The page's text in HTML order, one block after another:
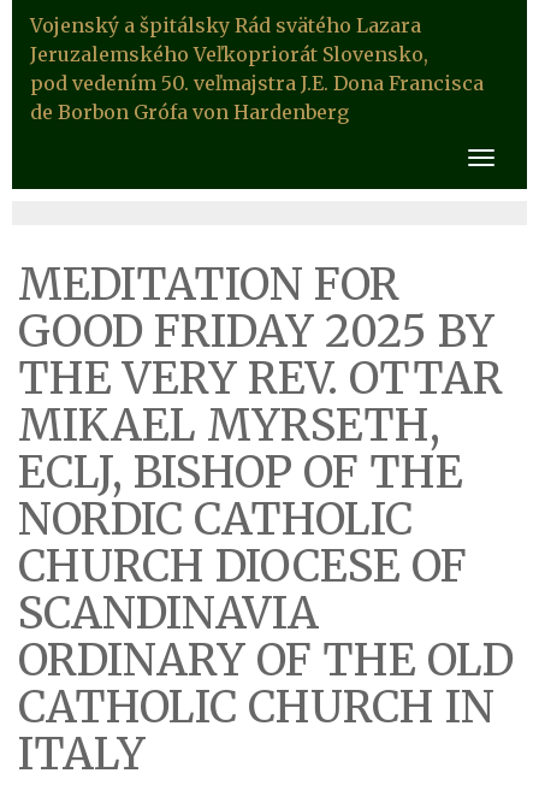
Vojenský a špitálsky Rád svätého Lazara
Jeruzalemského Veľkopriorát Slovensko,
pod vedením 50. veľmajstra J.E. Dona Francisca
de Borbon Grófa von Hardenberg
MEDITATION FOR
GOOD FRIDAY 2025 BY
THE VERY REV. OTTAR
MIKAEL MYRSETH,
ECLJ, BISHOP OF THE
NORDIC CATHOLIC
CHURCH DIOCESE OF
SCANDINAVIA
ORDINARY OF THE OLD
CATHOLIC CHURCH IN
ITALY